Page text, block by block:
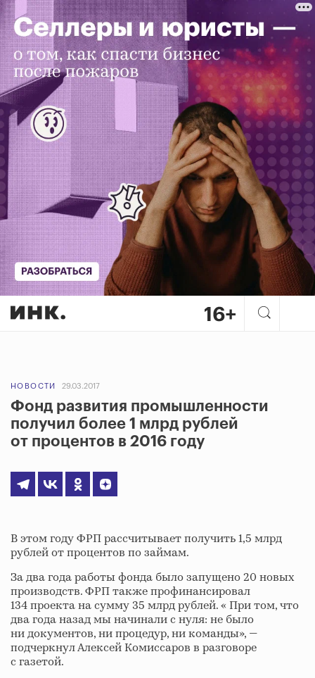
НОВОСТИ 29.03.2017
Фонд развития промышленности
получил более 1 млрд рублей
от процентов в 2016 году
В этом году ФРП рассчитывает получить 1,5 млрд
рублей от процентов по займам.
За два года работы фонда было запущено 20 новых
производств. ФРП также профинансировал
134 проекта на сумму 35 млрд рублей. « При том, что
два года назад мы начинали с нуля: не было
ни документов, ни процедур, ни команды», —
подчеркнул Алексей Комиссаров в разговоре
с газетой.